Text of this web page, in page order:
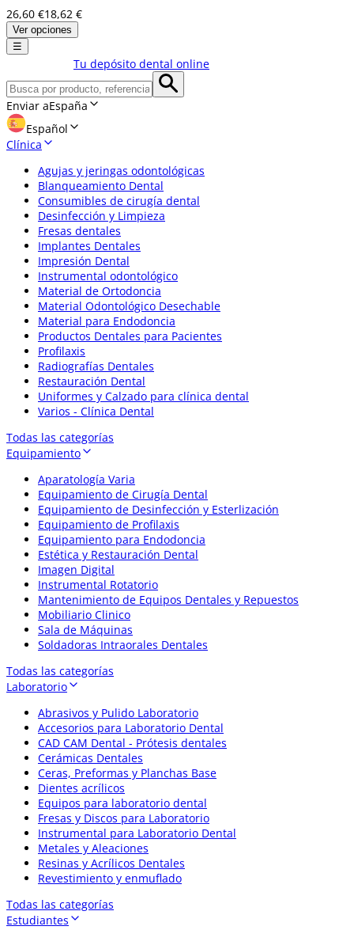
26,60 €18,62 €
Ver opciones
☰
Tu depósito dental online
Enviar aEspaña
Español
Clínica
Agujas y jeringas odontológicas
Blanqueamiento Dental
Consumibles de cirugía dental
Desinfección y Limpieza
Fresas dentales
Implantes Dentales
Impresión Dental
Instrumental odontológico
Material de Ortodoncia
Material Odontológico Desechable
Material para Endodoncia
Productos Dentales para Pacientes
Profilaxis
Radiografías Dentales
Restauración Dental
Uniformes y Calzado para clínica dental
Varios - Clínica Dental
Todas las categorías
Equipamiento
Aparatología Varia
Equipamiento de Cirugía Dental
Equipamiento de Desinfección y Esterlización
Equipamiento de Profilaxis
Equipamiento para Endodoncia
Estética y Restauración Dental
Imagen Digital
Instrumental Rotatorio
Mantenimiento de Equipos Dentales y Repuestos
Mobiliario Clinico
Sala de Máquinas
Soldadoras Intraorales Dentales
Todas las categorías
Laboratorio
Abrasivos y Pulido Laboratorio
Accesorios para Laboratorio Dental
CAD CAM Dental - Prótesis dentales
Cerámicas Dentales
Ceras, Preformas y Planchas Base
Dientes acrílicos
Equipos para laboratorio dental
Fresas y Discos para Laboratorio
Instrumental para Laboratorio Dental
Metales y Aleaciones
Resinas y Acrílicos Dentales
Revestimiento y enmuflado
Todas las categorías
Estudiantes